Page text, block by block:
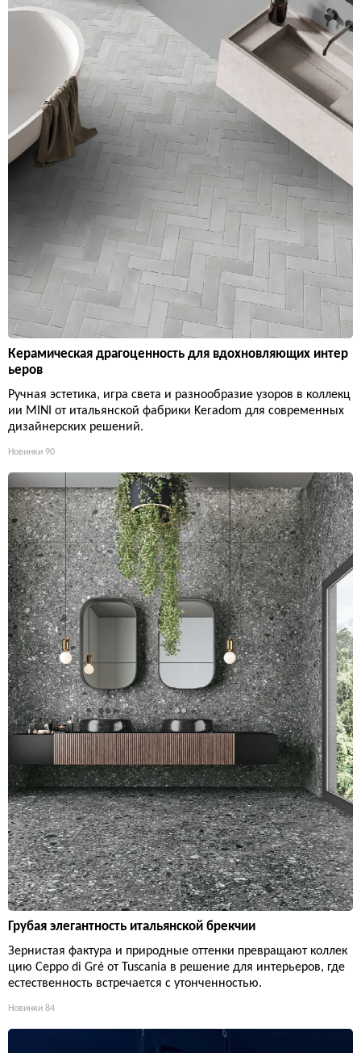
Керамическая драгоценность для вдохновляющих интер
ьеров
Ручная эстетика, игра света и разнообразие узоров в коллекц
ии MINI от итальянской фабрики Keradom для современных
дизайнерских решений.
Новинки 90
Грубая элегантность итальянской брекчии
Зернистая фактура и природные оттенки превращают коллек
цию Ceppo di Gré от Tuscania в решение для интерьеров, где
естественность встречается с утонченностью.
Новинки 84